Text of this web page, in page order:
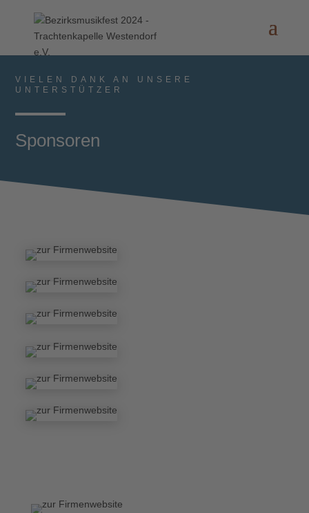
VIELEN DANK AN UNSERE
UNTERSTÜTZER
Sponsoren